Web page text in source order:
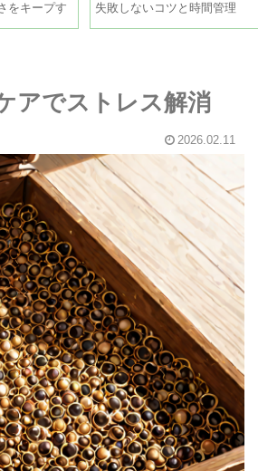
をキープす
失敗しないコツと時間管理
アでストレス解消
2026.02.11